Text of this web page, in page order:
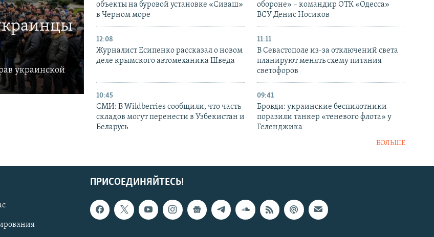
украинской
объекты на буровой установке «Сиваш»
в Черном море
обороне» – командир ОТК «Одесса»
ВСУ Денис Носиков
12:08
Журналист Есипенко рассказал о новом
деле крымского автомеханика Шведа
11:11
В Севастополе из-за отключений света
планируют менять схему питания
светофоров
10:45
СМИ: В Wildberries сообщили, что часть
складов могут перенести в Узбекистан и
Беларусь
09:41
Бровди: украинские беспилотники
поразили танкер «теневого флота» у
Геленджика
БОЛЬШЕ
ПРИСОЕДИНЯЙТЕСЬ!